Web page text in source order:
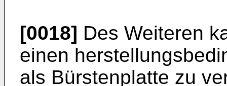
[0018] Des Weiteren
einen
als Bürstenplatte zu